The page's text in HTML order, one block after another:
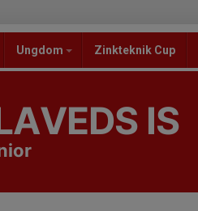
Ungdom Zinkteknik Cup
IS